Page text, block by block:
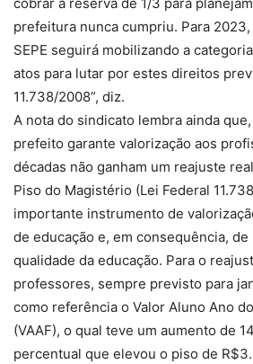
prefeitura nunca cumpriu. Para
SEPE seguirá mobilizando a
atos para lutar por estes direitos
11.738/2008”, diz.
A nota do sindicato lembra ainda
prefeito garante valorização aos
décadas não ganham um reajuste
Piso do Magistério (Lei Federal
importante instrumento de
de educação e, em consequência,
qualidade da educação. Para o
professores, sempre previsto para
como referência o Valor Aluno Ano
(VAAF), o qual teve um aumento de
percentual que elevou o piso de